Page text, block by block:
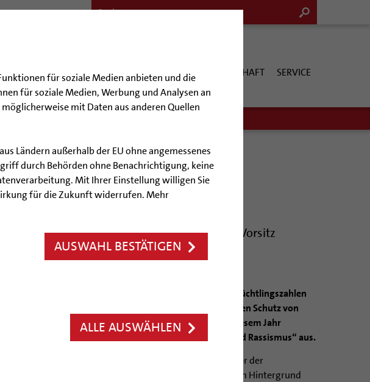
für soziale Medien anbieten und die
für soziale Medien, Werbung und Analysen an
mit Daten aus anderen Quellen
Ländern außerhalb der EU ohne angemessenes
durch Behörden ohne Benachrichtigung, keine
Mit Ihrer Einstellung willigen Sie
für die Zukunft widerrufen. Mehr
AUSWAHL BESTÄTIGEN
ALLE AUSWÄHLEN
& HILFE BILDUNG & KULTUR KIRCHE & GESELLSCHAFT SERVICE
– Bischof Trelle übernimmt Jury-Vorsitz
Bischöfe haben angesichts der anhaltend hohen Flüchtlingszahlen
Frühjahrs-Vollversammlung in Hildesheim erneut über den Schutz von
beraten. Außerdem lobt die Bischofskonferenz in diesem Jahr
den „Katholischen Preis gegen Fremdenfeindlichkeit und Rassismus“ aus.
Bischof Norbert Trelle erneuerte als Vorsitzender der
der Deutschen Bischofskonferenz vor dem Hintergrund